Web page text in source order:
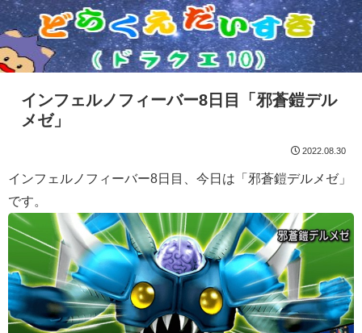
インフェルノフィーバー8日目「邪蒼鎧デル
メゼ」
2022.08.30
インフェルノフィーバー8日目、今日は「邪蒼鎧デルメゼ」
です。